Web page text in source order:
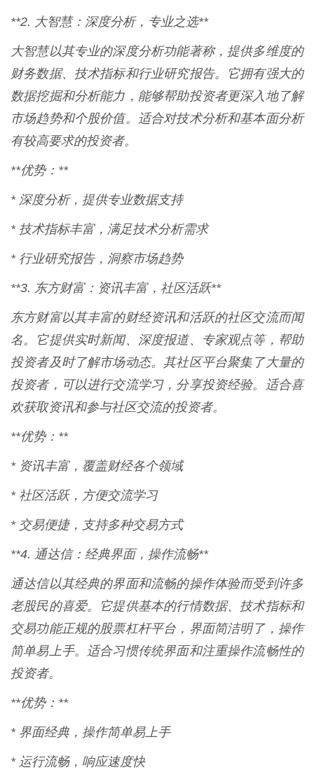
**2. 大智慧：深度分析，专业之选**
大智慧以其专业的深度分析功能著称，提供多维度的
财务数据、技术指标和行业研究报告。它拥有强大的
数据挖掘和分析能力，能够帮助投资者更深入地了解
市场趋势和个股价值。适合对技术分析和基本面分析
有较高要求的投资者。
**优势：**
* 深度分析，提供专业数据支持
* 技术指标丰富，满足技术分析需求
* 行业研究报告，洞察市场趋势
**3. 东方财富：资讯丰富，社区活跃**
东方财富以其丰富的财经资讯和活跃的社区交流而闻
名。它提供实时新闻、深度报道、专家观点等，帮助
投资者及时了解市场动态。其社区平台聚集了大量的
投资者，可以进行交流学习，分享投资经验。适合喜
欢获取资讯和参与社区交流的投资者。
**优势：**
* 资讯丰富，覆盖财经各个领域
* 社区活跃，方便交流学习
* 交易便捷，支持多种交易方式
**4. 通达信：经典界面，操作流畅**
通达信以其经典的界面和流畅的操作体验而受到许多
老股民的喜爱。它提供基本的行情数据、技术指标和
交易功能正规的股票杠杆平台，界面简洁明了，操作
简单易上手。适合习惯传统界面和注重操作流畅性的
投资者。
**优势：**
* 界面经典，操作简单易上手
* 运行流畅，响应速度快